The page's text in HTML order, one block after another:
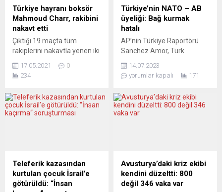
Filistin halkını destekleme
taahhüdü özelinde iki ülke
gündemindeki konuları ele
Alman hükümetine
Türkiye’de tutuklu Alman
vatandaşları hakkında bir
Önergede Akbulut, “Ne
kadar Alman vatandaşı ya...
Türkiye hayranı boksör
Mahmoud Charr, rakibini
nakavt etti
Çıktığı 19 maçta tüm
rakiplerini nakavtla yenen iki
Christopher Lovejoy’u
nakavt etmeyi başaran
süper şampiyon Anthony
Joshua ile maç yapmak için
rakibi Christopher Lovejoy’u
ikinci rauntta nakavt ederek
büyük bir...
17.05.2021
0
234
Türkiye’nin NATO – AB
üyeliği: Bağ kurmak
hatalı
AP’nin Türkiye Raportörü
Sanchez Amor, Türk
serbestisi tanınması,
Gümrük Birliği’nin
Türkiye’nin AB’ye üyelik
sürecine ilişkin DW
Türkiye Raportörü Nacho
Sanchez Amor, Türkiye’nin
İsveç’in NATO üyeliğine
onaylamasına ilişkin
14.07.2023
yorumlar kapalı
171
Teleferik kazasından
kurtulan çocuk İsrail’e
götürüldü: “İnsan
Avusturya’daki kriz ekibi
kendini düzeltti: 800
değil 346 vaka var